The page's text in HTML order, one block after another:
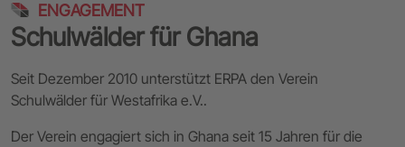
ENGAGEMENT
Schulwälder für Ghana
Seit Dezember 2010 unterstützt ERPA den Verein
Schulwälder für Westafrika e.V..
Der Verein engagiert sich in Ghana seit 15 Jahren für die